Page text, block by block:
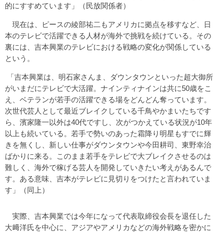
的にすすめています」（民放関係者）
現在は、ピースの綾部祐二もアメリカに拠点を移すなど、日
本のテレビで活躍できる人材が海外で挑戦を続けている。その
裏には、吉本興業のテレビにおける戦略の変化が関係している
という。
「吉本興業は、明石家さんま、ダウンタウンといった超大御所
がいまだにテレビで大活躍。ナインティナインは共に50歳をこ
え、ベテランが若手の活躍できる場をどんどん奪っています。
次世代芸人として最近ブレイクしている千鳥やかまいたちです
ら、濱家隆一以外は40代ですし、次がつかえている状況が10年
以上も続いている。若手で勢いのあった霜降り明星もすでに輝
きを無くし、新しい仕事がダウンタウンや今田耕司、東野幸治
ばかりに来る。このまま若手をテレビで大ブレイクさせるのは
難しく、海外で稼げる芸人を開発していきたい考えがあるんで
す。ある意味、吉本がテレビに見切りをつけたと言われていま
す」（同上）
実際、吉本興業では今年になって代表取締役会長を退任した
大﨑洋氏を中心に、アジアやアメリカなどの海外戦略を密かに